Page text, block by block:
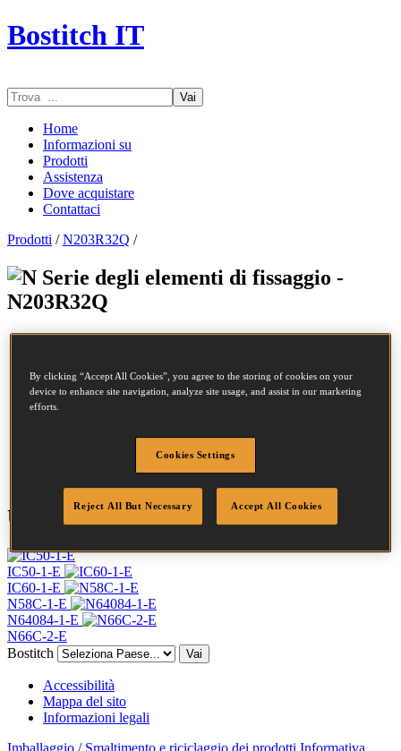
Bostitch IT
Vai
Home
Informazioni su
Prodotti
Assistenza
Dove acquistare
Contattaci
Prodotti /N203R32Q /
Serie degli elementi di fissaggio -
N203R32Q
Diametro
2.03 mm
Lunghezza
32 mm
28000
DOP-EU_20_RRB
Utensili compatibili
IC50-1-E
IC60-1-E
N58C-1-E
N64084-1-E
N66C-2-E
Bostitch
Vai
Accessibilità
Mappa del sito
Informazioni legali
Imballaggio / Smaltimento e riciclaggio dei prodotti Informativa
By clicking “Accept All Cookies”, you agree to the storing of cookies on your
device to enhance site navigation, analyze site usage, and assist in our marketing
efforts.
Cookies Settings
Reject All But Necessary Accept All Cookies